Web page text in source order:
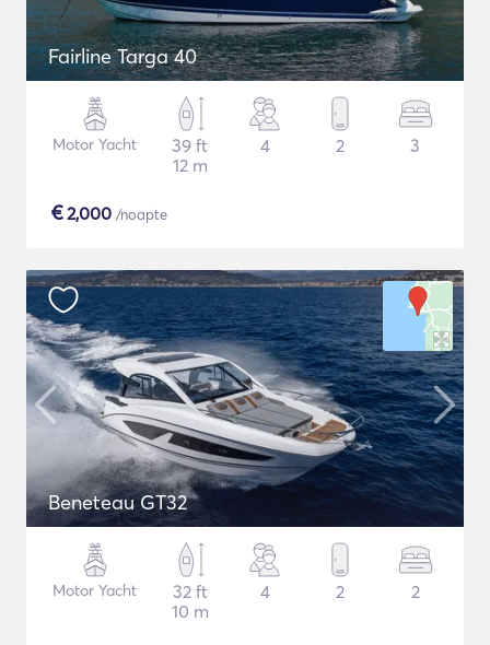
Fairline Targa 40
Motor Yacht
39 ft
12 m
4 2 3
€2,000 /noapte
Beneteau GT32
Motor Yacht
32 ft
10 m
4 2 2